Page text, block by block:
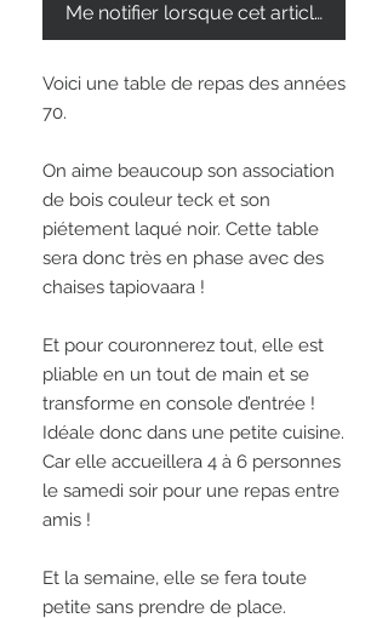
Me notifier lorsque cet article est
Voici une table de repas des années
70.
On aime beaucoup son association
de bois couleur teck et son
piétement laqué noir. Cette table
sera donc très en phase avec des
chaises tapiovaara !
Et pour couronnerez tout, elle est
pliable en un tout de main et se
transforme en console d’entrée !
Idéale donc dans une petite cuisine.
Car elle accueillera 4 à 6 personnes
le samedi soir pour une repas entre
amis !
Et la semaine, elle se fera toute
petite sans prendre de place.